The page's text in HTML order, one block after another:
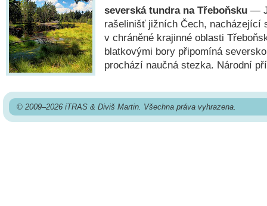
severská tundra na Třeboňsku —
rašelinišť jižních Čech, nacházející
v chráněné krajinné oblasti
blatkovými bory připomíná
prochází naučná stezka. Národní
© 2009–2026 iTRAS & Diviš Martin. Všechna práva vyhrazena.